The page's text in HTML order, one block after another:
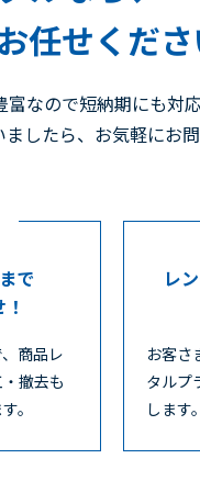
任せくださ
なので短納期にも対
したら、お気軽にお問
で
商品レ
撤去も
。
レ
お客さ
タルプ
します。